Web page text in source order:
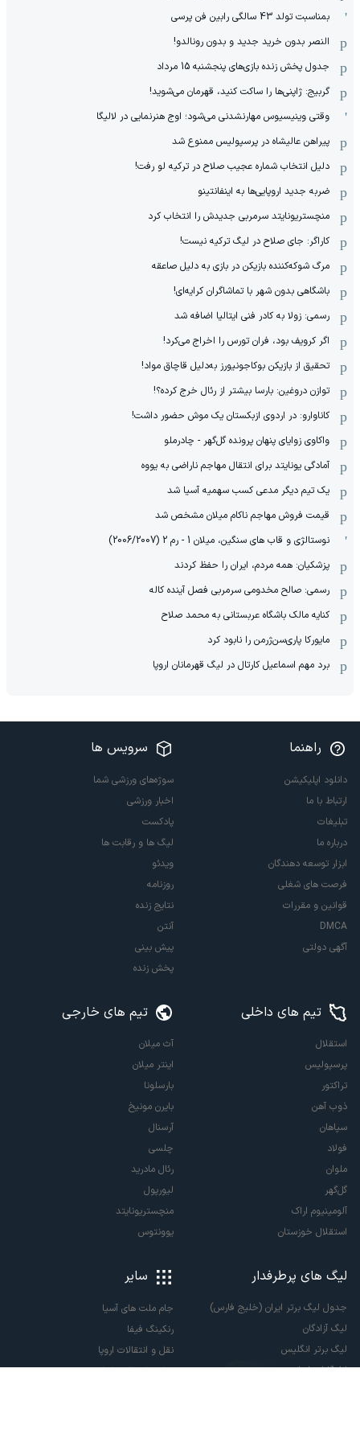
بمناسبت تولد 43 سالگی رابین فن پرسی
النصر بدون خرید جدید و بدون رونالدو!
جدول پخش زنده بازی‌های پنجشنبه 15 مرداد
گربیج: ژاپنی‌ها را ساکت کنید، قهرمان می‌شوید!
وقتی وینیسیوس مهارنشدنی می‌شود؛ اوج هنرنمایی در لالیگا
پیراهن عالیشاه در پرسپولیس ممنوع شد
دلیل انتخاب شماره عجیب صلاح در ترکیه لو رفت!
ضربه جدید اروپایی‌ها به اینفانتینو
منچستریونایتد سرمربی جدیدش را انتخاب کرد
کاراگر: جای صلاح در لیگ ترکیه نیست!
مرگ شوکه‌کننده بازیکن در بازی به دلیل صاعقه
باشگاهی بدون شهر با تماشاگران کرایه‌ای!
رسمی: زولا به کادر فنی ایتالیا اضافه شد
اگر کرویف بود، فران تورس را اخراج می‌کرد!
تحقیق از بازیکن بوکاجونیورز به‌دلیل قاچاق مواد!
توازن دروغین: بارسا بیشتر از رئال خرج کرده؟!
کاناوارو: در اردوی ازبکستان یک موش حضور داشت!
واکاوی زوایای پنهان پرونده گل‌گهر - چادرملو
آمادگی یونایتد برای انتقال مهاجم ناراضی به یووه
یک تیم دیگر مدعی کسب سهمیه آسیا شد
قیمت فروش مهاجم ناکام میلان مشخص شد
نوستالژی و قاب های سنگین، میلان 1 - رم 2 (2006/2007)
پزشکیان: همه مردم، ایران را حفظ کردند
رسمی: صالح مخدومی سرمربی فصل آینده کاله
کنایه مالک باشگاه عربستانی به محمد صلاح
مایورکا پاری‌سن‌ژرمن را نابود کرد
برد مهم اسماعیل کارتال در لیگ قهرمانان اروپا
راهنما
دانلود اپلیکیشن
ارتباط با ما
تبلیغات
درباره ما
ابزار توسعه دهندگان
فرصت های شغلی
قوانین و مقررات
DMCA
آگهی دولتی
سرویس ها
سوژه‌های ورزشی شما
اخبار ورزشی
پادکست
لیگ ها و رقابت ها
ویدئو
روزنامه
نتایج زنده
آنتن
پیش بینی
پخش زنده
تیم های داخلی
استقلال
پرسپولیس
تراکتور
ذوب آهن
سپاهان
فولاد
ملوان
گل‌گهر
آلومینیوم اراک
استقلال خوزستان
تیم های خارجی
آث میلان
اینتر میلان
بارسلونا
بایرن مونیخ
آرسنال
چلسی
رئال مادرید
لیورپول
منچستریونایتد
یوونتوس
لیگ های پرطرفدار
جدول لیگ برتر ایران (خلیج فارس)
لیگ آزادگان
لیگ برتر انگلیس
لالیگا اسپانیا
سایر
جام ملت های آسیا
رنکینگ فیفا
نقل و انتقالات اروپا
نقل و انتقالات ایران